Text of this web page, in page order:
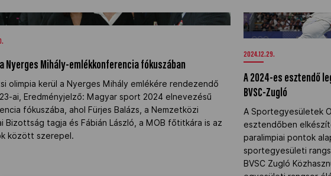
a Nyerges Mihály-emlékkonferencia fókuszában" />
Nyerges Mihály-emlékkonferencia fókuszában
olimpia kerül a Nyerges Mihály emlékére rendezendő
ai, Eredményjelző: Magyar sport 2024 elnevezésű
fókuszába, ahol Fürjes Balázs, a Nemzetközi
Bizottság tagja és Fábián László, a MOB főtitkára is az
között szerepel.
A 2024-es esztendő
a BVSC-Zugló" />
2024.12.29.
A 2024-es esztendő
BVSC-Zugló
A Sportegyesületek
esztendőben
paralimpiai pontok
sportegyesületi
BVSC Zugló